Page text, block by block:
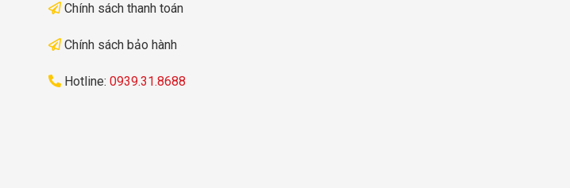
Chính sách thanh toán
Chính sách bảo hành
Hotline: 0939.31.8688